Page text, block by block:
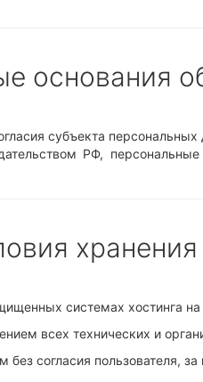
основания
субъекта персональных
РФ,
системах хостинга
всех технических и
согласия пользователя,